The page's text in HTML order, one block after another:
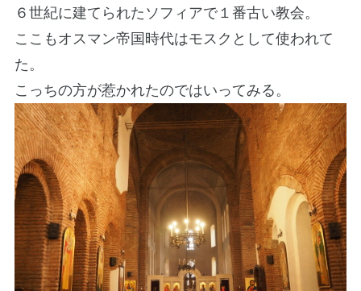
６世紀に建てられたソフィアで１番古い教会。
ここもオスマン帝国時代はモスクとして使われて
た。
こっちの方が惹かれたのではいってみる。